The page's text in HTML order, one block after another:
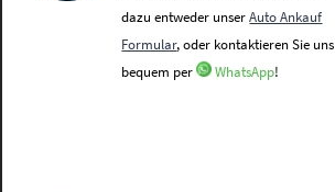
dazu entweder unserAuto Ankauf
Formular, oder kontaktieren Sie uns
bequem per
WhatsApp!